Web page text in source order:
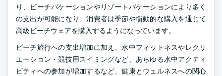
り、ビーチバケーションやリゾートバケーションにより多く
の支出が可能になり、消費者は季節や衝動的な購入を通じて
高級ビーチウェアを購入するようになっています。
ビーチ旅行への支出増加に加え、水中フィットネスやレクリ
エーション・競技用スイミングなど、あらゆる水中アクティ
ビティへの参加が増加するなど、健康とウェルネスへの関心